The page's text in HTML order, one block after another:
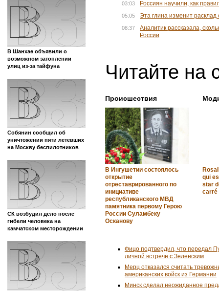
В Шанхае объявили о
возможном затоплении
улиц из-за тайфуна
Собянин сообщил об
уничтожении пяти летевших
на Москву беспилотников
СК возбудил дело после
гибели человека на
камчатском месторождении
03:03 Россиян научили, как
05:05 Эта глина изменит
08:37
Аналитик рассказала,
России
Читайте на
Происшествия
В Ингушетии состоялось
открытие
отреставрированного по
инициативе
республиканского МВД
памятника первому Герою
России Суламбеку
Осканову
qui
star
carré
Фицо подтвердил, что передал
личной встрече с Зеленским
Мерц отказался считать
американских войск из Германии
Минск сделал неожиданное